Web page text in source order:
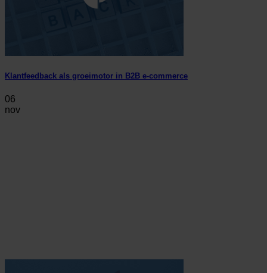
Klantfeedback als groeimotor in B2B e-commerce
06
nov